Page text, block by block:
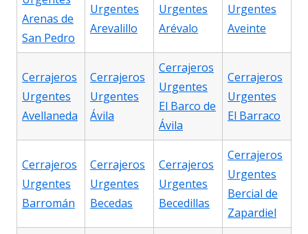
Arenas de
San Pedro
Urgentes
Arevalillo
Urgentes
Arévalo
Urgentes
Aveinte
Cerrajeros
Urgentes
Avellaneda
Cerrajeros
Urgentes
Ávila
Cerrajeros
Urgentes
El Barco de
Ávila
Cerrajeros
Urgentes
El Barraco
Cerrajeros
Urgentes
Barromán
Cerrajeros
Urgentes
Becedas
Cerrajeros
Urgentes
Becedillas
Cerrajeros
Urgentes
Bercial de
Zapardiel